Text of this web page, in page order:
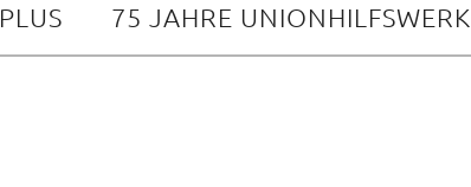
PLUS 75 JAHRE UNIONHILFSWERK